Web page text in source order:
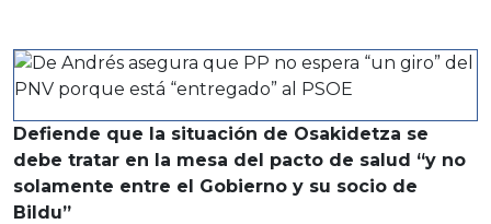
Defiende que la situación de Osakidetza se
debe tratar en la mesa del pacto de salud “y no
solamente entre el Gobierno y su socio de
Bildu”